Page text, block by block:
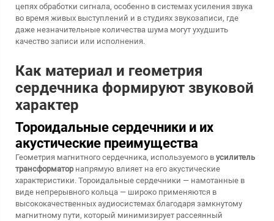
цепях обработки сигнала, особенно в системах усиления звука
во время живых выступлений и в студиях звукозаписи, где
даже незначительные количества шума могут ухудшить
качество записи или исполнения.
Как материал и геометрия
сердечника формируют звуковой
характер
Тороидальные сердечники и их
акустические преимущества
Геометрия магнитного сердечника, используемого в усилитель
трансформатор напрямую влияет на его акустические
характеристики. Тороидальные сердечники — намотанные в
виде непрерывного кольца — широко применяются в
высококачественных аудиосистемах благодаря замкнутому
магнитному пути, который минимизирует рассеянный